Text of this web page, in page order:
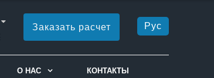
Заказать расчет Рус
О НАС КОНТАКТЫ